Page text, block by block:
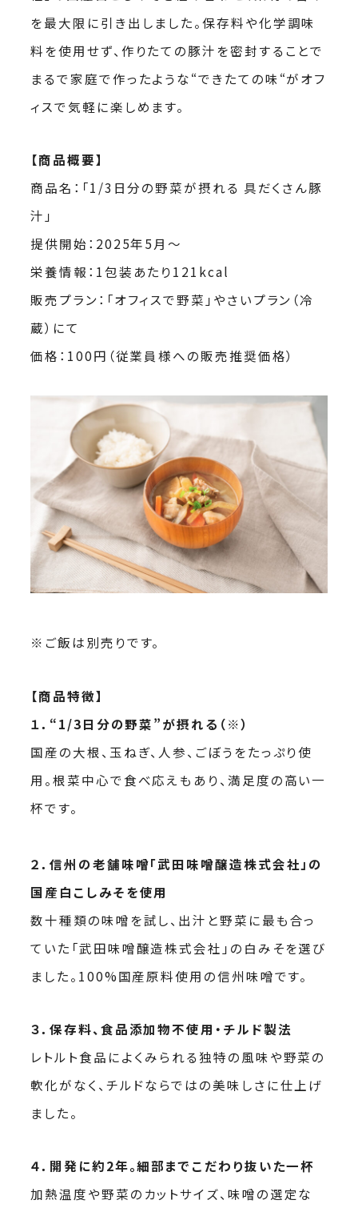
を最大限に引き出しました。保存料や化学調味
料を使用せず、作りたての豚汁を密封することで
まるで家庭で作ったような“できたての味“がオフ
ィスで気軽に楽しめます。
【商品概要】
商品名：「1/3日分の野菜が摂れる 具だくさん豚
汁」
提供開始：2025年5月〜
栄養情報：1包装あたり121kcal
販売プラン：「オフィスで野菜」やさいプラン（冷
蔵）にて
価格：100円（従業員様への販売推奨価格）
※ご飯は別売りです。
【商品特徴】
１．“1/3日分の野菜”が摂れる（※）
国産の大根、玉ねぎ、人参、ごぼうをたっぷり使
用。根菜中心で食べ応えもあり、満足度の高い一
杯です。
２．信州の老舗味噌「武田味噌醸造株式会社」の
国産白こしみそを使用
数十種類の味噌を試し、出汁と野菜に最も合っ
ていた「武田味噌醸造株式会社」の白みそを選び
ました。100%国産原料使用の信州味噌です。
３．保存料、食品添加物不使用・チルド製法
レトルト食品によくみられる独特の風味や野菜の
軟化がなく、チルドならではの美味しさに仕上げ
ました。
４．開発に約2年。細部までこだわり抜いた一杯
加熱温度や野菜のカットサイズ、味噌の選定な